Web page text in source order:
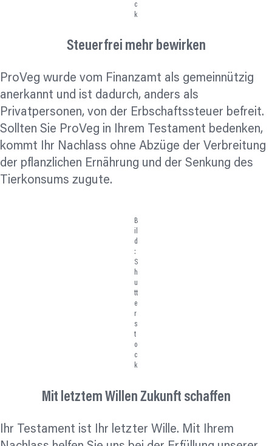
c
k
Steuerfrei mehr bewirken
ProVeg wurde vom Finanzamt als gemeinnützig
anerkannt und ist dadurch, anders als
Privatpersonen, von der Erbschaftssteuer befreit.
Sollten Sie ProVeg in Ihrem Testament bedenken,
kommt Ihr Nachlass ohne Abzüge der Verbreitung
der pflanzlichen Ernährung und der Senkung des
Tierkonsums zugute.
B
d
:
S
h
u
tt
e
r
s
t
o
c
k
Mit letztem Willen Zukunft schaffen
Ihr Testament ist Ihr letzter Wille. Mit Ihrem